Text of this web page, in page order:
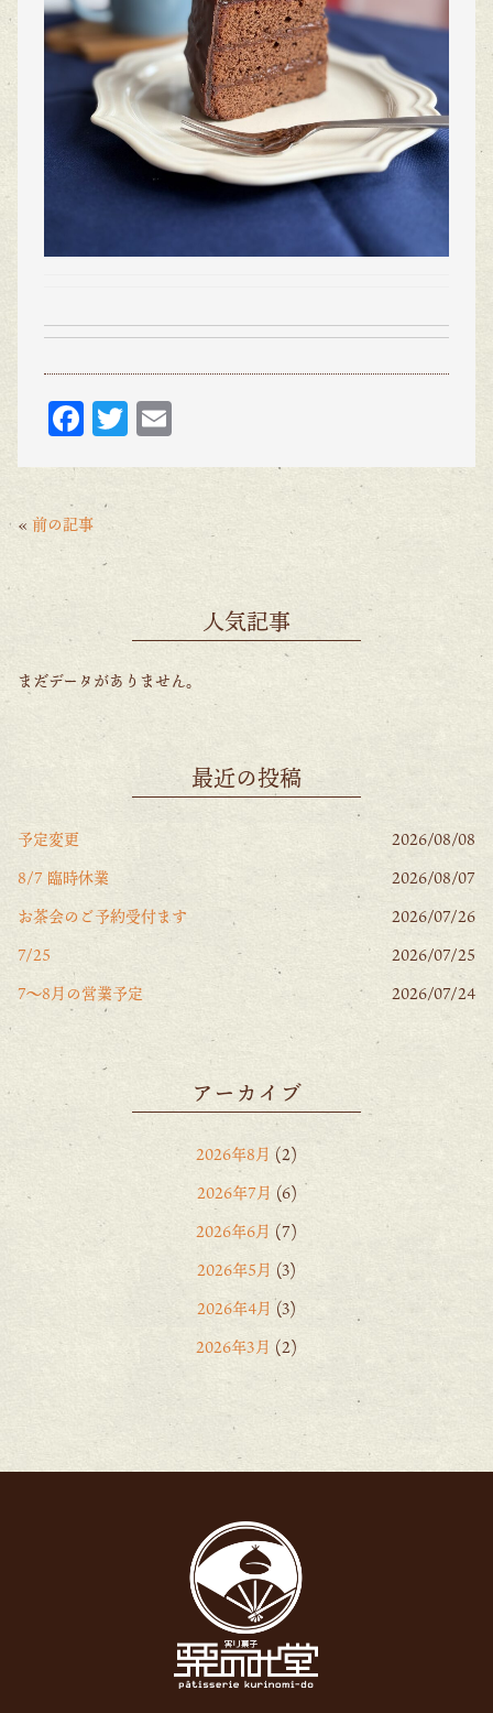
F
ac
o
o
T
w
er
m
« 前の記事
人気記事
まだデータがありません。
最近の投稿
予定変更
2026/08/08
8/7 臨時休業
2026/08/07
お茶会のご予約受付ます
2026/07/26
7/25
2026/07/25
7〜8月の営業予定
2026/07/24
アーカイブ
2026年8月 (2)
2026年7月 (6)
2026年6月 (7)
2026年5月 (3)
2026年4月 (3)
2026年3月 (2)
(6)
2026年1月
2025年12月
2025年10月(6)
2025年9月(11)
2025年8月(11)
2025年7月(12)
2025年6月(13)